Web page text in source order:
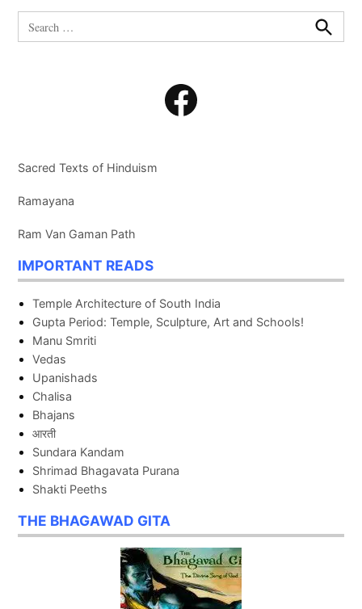
Search
for:
Search
Facebook
Sacred Texts of Hinduism
Ramayana
Ram Van Gaman Path
IMPORTANT READS
Temple Architecture of South India
Gupta Period: Temple, Sculpture, Art and Schools!
Manu Smriti
Vedas
Upanishads
Chalisa
Bhajans
आरती
Sundara Kandam
Shrimad Bhagavata Purana
Shakti Peeths
THE BHAGAWAD GITA